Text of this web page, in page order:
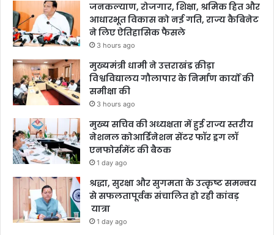
जनकल्याण, रोजगार, शिक्षा, श्रमिक हित और
आधारभूत विकास को नई गति, राज्य कैबिनेट
ने लिए ऐतिहासिक फैसले
3 hours ago
मुख्यमंत्री धामी ने उत्तराखंड क्रीड़ा
विश्वविद्यालय गौलापार के निर्माण कार्यों की
समीक्षा की
3 hours ago
मुख्य सचिव की अध्यक्षता में हुई राज्य स्तरीय
नेशनल कोआर्डिनेशन सेंटर फॉर ड्रग लॉ
एनफोर्समेंट की बैठक
1 day ago
श्रद्धा, सुरक्षा और सुगमता के उत्कृष्ट समन्वय
से सफलतापूर्वक संचालित हो रही कांवड़
यात्रा
1 day ago